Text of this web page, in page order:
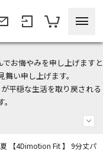
お悔やみを申し上げますと
い申し上げます。
平穏な生活を取り戻される
レゼント！
【4Dimotion Fit 】 9分丈パ